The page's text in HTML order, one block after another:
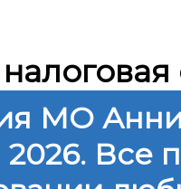
МО
2026. Все